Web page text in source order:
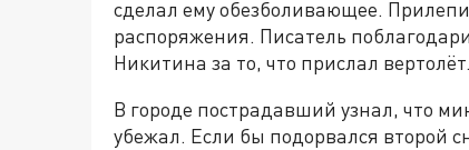
сделал ему обезболивающее.
распоряжения. Писатель
Никитина за то, что прислал вертолёт.
В городе пострадавший узнал, что
убежал. Если бы подорвался второй